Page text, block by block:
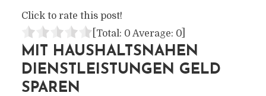
Click to rate this post!
[Total: 0 Average: 0]
MIT HAUSHALTSNAHEN
DIENSTLEISTUNGEN GELD
SPAREN